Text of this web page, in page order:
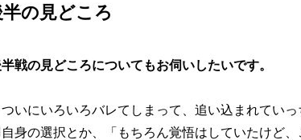
の見どころ
戦の見どころについてもお伺いしたいです。
ついにいろいろバレてしまって、追い込まれてい
身の選択とか、「もちろん覚悟はしていたけど